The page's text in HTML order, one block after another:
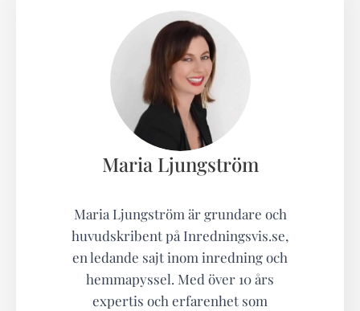
Maria Ljungström
Maria Ljungström är grundare och
huvudskribent på Inredningsvis.se,
en ledande sajt inom inredning och
hemmapyssel. Med över 10 års
expertis och erfarenhet som